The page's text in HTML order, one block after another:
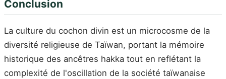
Conclusion
La culture du cochon divin est un microcosme de la
diversité religieuse de Taïwan, portant la mémoire
historique des ancêtres hakka tout en reflétant la
complexité de l'oscillation de la société taïwanaise